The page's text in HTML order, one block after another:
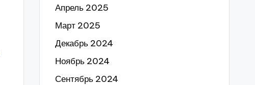
Апрель 2025
Март 2025
Декабрь 2024
Ноябрь 2024
Сентябрь 2024